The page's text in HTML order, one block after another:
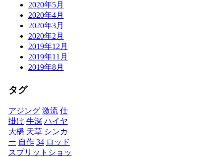
2020年5月
2020年4月
2020年3月
2020年2月
2019年12月
2019年11月
2019年8月
タグ
アジング 激流 仕
掛け 牛深 ハイヤ
大橋 天草 シンカ
ー 自作 34 ロッド
スプリットショッ